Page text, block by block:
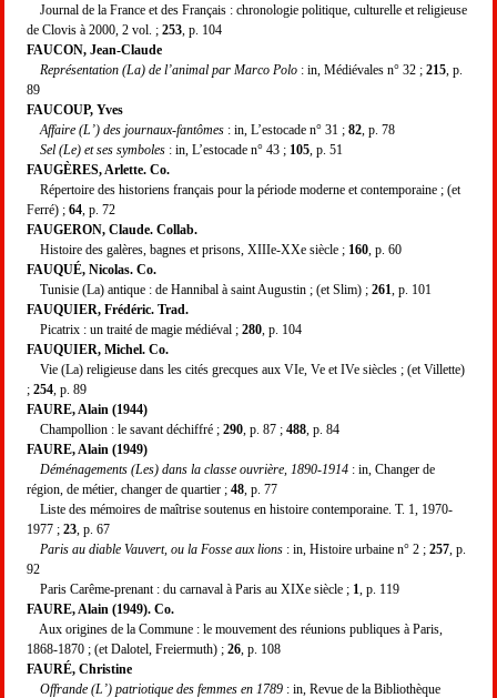
Journal de la France et des Français : chronologie politique, culturelle et religieuse
de Clovis à 2000, 2 vol. ; 253 , p. 104
FAUCON, Jean-Claude
Représentation (La) de l’animal par Marco Polo : in, Médiévales n° 32 ; 215 , p.
89
FAUCOUP, Yves
Affaire (L’) des journaux-fantômes : in, L’estocade n° 31 ; 82 , p. 78
Sel (Le) et ses symboles : in, L’estocade n° 43 ; 105 , p. 51
FAUGÈRES, Arlette. Co.
Répertoire des historiens français pour la période moderne et contemporaine ; (et
Ferré) ; 64 , p. 72
FAUGERON, Claude. Collab.
Histoire des galères, bagnes et prisons, XIIIe-XXe siècle ; 160 , p. 60
FAUQUÉ, Nicolas. Co.
Tunisie (La) antique : de Hannibal à saint Augustin ; (et Slim) ; 261 , p. 101
FAUQUIER, Frédéric. Trad.
Picatrix : un traité de magie médiéval ; 280 , p. 104
FAUQUIER, Michel. Co.
Vie (La) religieuse dans les cités grecques aux VIe, Ve et IVe siècles ; (et Villette)
; 254 , p. 89
FAURE, Alain (1944)
Champollion : le savant déchiffré ; 290 , p. 87 ; 488 , p. 84
FAURE, Alain (1949)
Déménagements (Les) dans la classe ouvrière, 1890-1914 : in, Changer de
région, de métier, changer de quartier ; 48 , p. 77
Liste des mémoires de maîtrise soutenus en histoire contemporaine. T. 1, 1970-
1977 ; 23 , p. 67
Paris au diable Vauvert, ou la Fosse aux lions : in, Histoire urbaine n° 2 ; 257 , p.
92
Paris Carême-prenant : du carnaval à Paris au XIXe siècle ; 1 , p. 119
FAURE, Alain (1949). Co.
Aux origines de la Commune : le mouvement des réunions publiques à Paris,
1868-1870 ; (et Dalotel, Freiermuth) ; 26 , p. 108
FAURÉ, Christine
Offrande (L’) patriotique des femmes en 1789 : in, Revue de la Bibliothèque